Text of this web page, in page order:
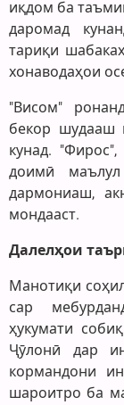
иқдом ба
даромад
тариқи
хонаводаҳои
"Висом"
бекор шудааш
кунад.
доимӣ
дармониаш,
мондааст.
Далелҳои
Манотиқи
сар
ҳукумати
Ҷӯлонӣ дар
кормандони
шароитро ба